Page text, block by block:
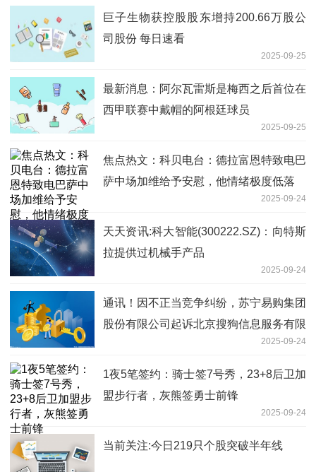
巨子生物获控股股东增持200.66万股公
司股份 每日速看
2025-09-25
最新消息：阿尔瓦雷斯是梅西之后首位在
西甲联赛中戴帽的阿根廷球员
2025-09-25
焦点热文：科贝电台：德拉富恩特致电巴
萨中场加维给予安慰，他情绪极度低落
2025-09-24
天天资讯:科大智能(300222.SZ)：向特斯
拉提供过机械手产品
2025-09-24
通讯！因不正当竞争纠纷，苏宁易购集团
股份有限公司起诉北京搜狗信息服务有限
2025-09-24
1夜5笔签约：骑士签7号秀，23+8后卫加
盟步行者，灰熊签勇士前锋
2025-09-24
当前关注:今日219只个股突破半年线